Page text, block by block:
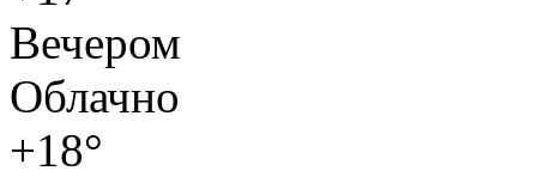
Вечером
Облачно
+18°